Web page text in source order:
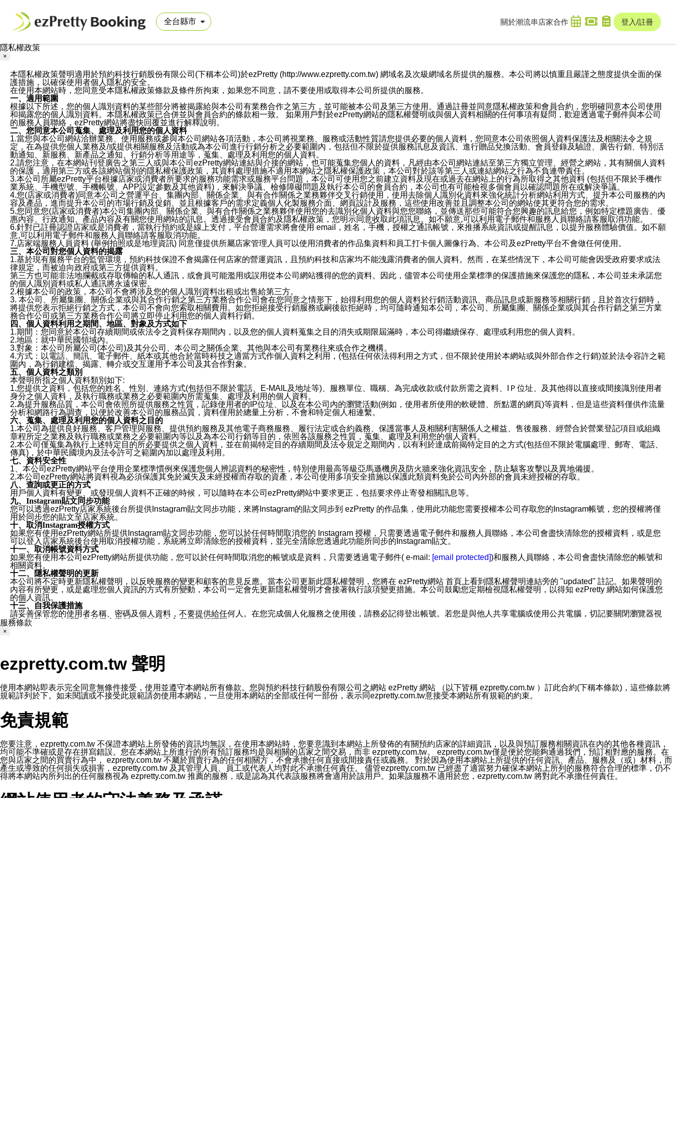
關於潮流串 店家合作 登入/註冊
隱私權政策
×
本隱私權政策聲明適用於預約科技行銷股份有限公司(下稱本公司)於ezPretty (http://www.ezpretty.com.tw) 網域名及次級網域名所提供的服務。本公司將以慎重且嚴謹之態度提供全面的保
護措施，以確保使用者個人隱私的安全。
在使用本網站時，您同意受本隱私權政策條款及條件所拘束，如果您不同意，請不要使用或取得本公司所提供的服務。
一、適用範圍
根據以下所述，您的個人識別資料的某些部分將被揭露給與本公司有業務合作之第三方，並可能被本公司及第三方使用。通過註冊並同意隱私權政策和會員合約，您明確同意本公司使用
和揭露您的個人識別資料。本隱私權政策已合併並與會員合約的條款相一致。 如果用戶對於ezPretty網站的隱私權聲明或與個人資料相關的任何事項有疑問，歡迎透過電子郵件與本公司
的服務人員聯絡，ezPretty網站將盡快回覆並進行解釋說明。
二、您同意本公司蒐集、處理及利用您的個人資料
1.當您與本公司網站洽辦業務、使用服務或參與本公司網站各項活動，本公司將視業務、服務或活動性質請您提供必要的個人資料，您同意本公司依照個人資料保護法及相關法令之規
定，在為提供您個人業務及/或提供相關服務及活動或為本公司進行行銷分析之必要範圍內，包括但不限於提供服務訊息及資訊、進行贈品兌換活動、會員登錄及驗證、廣告行銷、特別活
動通知、新服務、新產品之通知、行銷分析等用途等，蒐集、處理及利用您的個人資料。
2.請您注意，在本網站刊登廣告之第三人或與本公司ezPretty網站連結與介接的網站，也可能蒐集您個人的資料，凡經由本公司網站連結至第三方獨立管理、經營之網站，其有關個人資料
的保護，適用第三方或各該網站個別的隱私權保護政策，其資料處理措施不適用本網站之隱私權保護政策，本公司對於該等第三人或連結網站之行為不負連帶責任。
3.本公司所屬ezPretty平台根據店家或消費者所要求的服務功能需求或服務平台問題，本公司可使用您之前建立資料及現在或過去在網站上的行為所取得之其他資料 (包括但不限於手機作
業系統、手機型號、手機帳號、APP設定參數及其他資料)，來解決爭議、檢修障礙問題及執行本公司的會員合約，本公司也有可能檢視多個會員以確認問題所在或解決爭議。
4.您(店家或消費者)同意本公司之營運平台、集團內部、關係企業、與有合作關係之業務夥伴交叉行銷使用，使用去除個人識別化資料來強化統計分析網站利用方式、提升本公司服務的內
容及產品，進而提升本公司的市場行銷及促銷、並且根據客戶的需求定義個人化製服務介面、網頁設計及服務，這些使用改善並且調整本公司的網站使其更符合您的需求。
5.您同意您(店家或消費者)本公司集團內部、關係企業、與有合作關係之業務夥伴使用您的去識別化個人資料與您您聯絡，並傳送那些可能符合您興趣的訊息給您，例如特定標題廣告、優
惠內容、行政通知、產品內容及有關您使用網站的訊息。透過接受會員合約及隱私權政策，您明示同意收取此項訊息。如不願意,可以利用電子郵件和服務人員聯絡請客服取消功能。
6.針對已註冊認證店家或是消費者，當執行預約或是線上支付，平台營運需求將會使用 email，姓名，手機，授權之通訊帳號，來推播系統資訊或提醒訊息，以提升服務體驗價值。如不願
意,可以利用電子郵件和服務人員聯絡請客服取消功能。
7.店家端服務人員資料 (舉例拍照或是地理資訊) 同意僅提供所屬店家管理人員可以使用消費者的作品集資料和員工打卡個人圖像行為。本公司及ezPretty平台不會做任何使用。
三、本公司對您個人資料的揭露
1.基於現有服務平台的監管環境，預約科技保證不會揭露任何店家的營運資訊，且預約科技和店家均不能洩露消費者的個人資料。然而，在某些情況下，本公司可能會因受政府要求或法
律規定，而被迫向政府或第三方提供資料。
第三方也可能非法地攔截或存取傳輸的私人通訊，或會員可能濫用或誤用從本公司網站獲得的您的資料。因此，儘管本公司使用企業標準的保護措施來保護您的隱私，本公司並未承諾您
的個人識別資料或私人通訊將永遠保密。
2.根據本公司的政策，本公司不會將涉及您的個人識別資料出租或出售給第三方。
3. 本公司、所屬集團、關係企業或與其合作行銷之第三方業務合作公司會在您同意之情形下，始得利用您的個人資料於行銷活動資訊、商品訊息或新服務等相關行銷，且於首次行銷時，
將提供您表示拒絕行銷之方式，本公司不會向您索取相關費用。如您拒絕接受行銷服務或嗣後欲拒絕時，均可隨時通知本公司，本公司、所屬集團、關係企業或與其合作行銷之第三方業
務合作公司或第三方業務合作公司將立即停止利用您的個人資料行銷。
四、個人資料利用之期間、地區、對象及方式如下
1.期間：您同意於本公司存續期間或依法令之資料保存期間內，以及您的個人資料蒐集之目的消失或期限屆滿時，本公司得繼續保存、處理或利用您的個人資料。
2.地區：就中華民國領域內。
3.對象：本公司所屬公司(本公司)及其分公司、本公司之關係企業、其他與本公司有業務往來或合作之機構。
4.方式：以電話、簡訊、電子郵件、紙本或其他合於當時科技之適當方式作個人資料之利用，(包括任何依法得利用之方式，但不限於使用於本網站或與外部合作之行銷)並於法令容許之範
圍內，為行銷建檔、揭露、轉介或交互運用予本公司及其合作對象。
五、個人資料之類別
本聲明所指之個人資料類別如下:
1.您提供之資料，包括您的姓名、性別、連絡方式(包括但不限於電話、E-MAIL及地址等)、服務單位、職稱、為完成收款或付款所需之資料、IＰ位址、及其他得以直接或間接識別使用者
身分之個人資料，及執行職務或業務之必要範圍內所需蒐集、處理及利用的個人資料。
2.為提升服務品質，本公司會依照所提供服務之性質，記錄使用者的IP位址、以及在本公司內的瀏覽活動(例如，使用者所使用的軟硬體、所點選的網頁)等資料，但是這些資料僅供作流量
分析和網路行為調查，以便於改善本公司的服務品質，資料僅用於總量上分析，不會和特定個人相連繫。
六、蒐集、處理及利用您的個人資料之目的
1.本公司為提供良好服務、客戶管理與服務、提供預約服務及其他電子商務服務、履行法定或合約義務、保護當事人及相關利害關係人之權益、售後服務、經營合於營業登記項目或組織
章程所定之業務及執行職務或業務之必要範圍內等以及為本公司行銷等目的，依照各該服務之性質，蒐集、處理及利用您的個人資料。
2.本公司僅蒐集為執行上述特定目的所必要提供之個人資料，並在前揭特定目的存續期間及法令規定之期間內，以有利於達成前揭特定目的之方式(包括但不限於電腦處理、郵寄、電話、
傳真)，於中華民國境內及法令許可之範圍內加以處理及利用。
七、資料安全性
1、本公司ezPretty網站平台使用企業標準慣例來保護您個人辨認資料的秘密性，特別使用最高等級亞馬遜機房及防火牆來強化資訊安全，防止駭客攻擊以及異地備援。
2.本公司ezPretty網站將資料視為必須保護其免於滅失及未經授權而存取的資產，本公司使用多項安全措施以保護此類資料免於公司內外部的會員未經授權的存取。
八、查詢或更正的方式
用戶個人資料有變更、或發現個人資料不正確的時候，可以隨時在本公司ezPretty網站中要求更正，包括要求停止寄發相關訊息等。
九、Instagram貼文同步功能
您可以透過ezPretty店家系統後台所提供Instagram貼文同步功能，來將Instagram的貼文同步到 ezPretty 的作品集，使用此功能您需要授權本公司存取您的Instagram帳號，您的授權將僅
用於同步您的貼文至店家系統。
十、取消Instagram授權方式
如果您有使用ezPretty網站所提供Instagram貼文同步功能，您可以於任何時間取消您的 Instagram 授權，只需要透過電子郵件和服務人員聯絡，本公司會盡快清除您的授權資料，或是您
可以登入店家系統後台使用取消授權功能，系統將立即清除您的授權資料，並完全清除您透過此功能所同步的Instagram貼文。
十一、取消帳號資料方式
如果您有使用本公司ezPretty網站所提供功能，您可以於任何時間取消您的帳號或是資料，只需要透過電子郵件( e-mail: [email protected])和服務人員聯絡，本公司會盡快清除您的帳號和
相關資料。
十二、隱私權聲明的更新
本公司將不定時更新隱私權聲明，以反映服務的變更和顧客的意見反應。當本公司更新此隱私權聲明，您將在 ezPretty網站 首頁上看到隱私權聲明連結旁的 "updated" 註記。如果聲明的
內容有所變更，或是處理您個人資訊的方式有所變動，本公司一定會先更新隱私權聲明才會接著執行該項變更措施。本公司鼓勵您定期檢視隱私權聲明，以得知 ezPretty 網站如何保護您
的個人資訊。
十三、自我保護措施
請妥善保管您的使用者名稱、密碼及個人資料，不要提供給任何人。在您完成個人化服務之使用後，請務必記得登出帳號。若您是與他人共享電腦或使用公共電腦，切記要關閉瀏覽器視
窗，以防止他人讀取您的個人資料、信件或進入所機關管理區。
本公司/本服務將以通知型訊息傳送重要訊息給您。即使未加入本公司/本服務好友，您仍可接收到通知型訊息。
本公司/本服務傳送之通知型訊息以對您有效且重要的訊息為限，以廣告或其他目的的訊息皆不會被傳送。滿足以下三個條件者，將可收到通知型訊息。
2.該 LINE 帳號已在 LINE APP 設定中，同意接收通知型訊息。
3.LINE 帳號未封鎖傳送訊息之 LINE 官方帳號。
欲變更通知型訊息的設定，操作如下：
1.點選「主頁」＞「設定」
2.點選「隱私設定」
3.點選「提供使用資料」
5.開關「接收LINE通知型訊息」
❗️關閉「接收通知型訊息」後，將不會接收到來自任何企業官方帳號或認證官方帳號的通知型訊息。
服務條款
×
ezpretty.com.tw 聲明
使用本網站即表示完全同意無條件接受，使用並遵守本網站所有條款。您與預約科技行銷股份有限公司之網站 ezPretty 網站 （以下皆稱 ezpretty.com.tw ）訂此合約(下稱本條款)，這些條款將
規範詳列於下。如未閱讀或不接受此規範請勿使用本網站，一旦使用本網站的全部或任何一部份，表示同ezpretty.com.tw意接受本網站所有規範的約束。
免責規範
您要注意，ezpretty.com.tw 不保證本網站上所發佈的資訊均無誤，在使用本網站時，您要意識到本網站上所發佈的有關預約店家的詳細資訊，以及與預訂服務相關資訊在內的其他各種資訊，
均可能不準確或是存在拼寫錯誤。您在本網站上所進行的所有預訂服務均是與相關的店家之間交易，而非 ezpretty.com.tw。 ezpretty.com.tw僅是便於您能夠通過我們，預訂相對應的服務。在
您與店家之間的買賣行為中， ezpretty.com.tw 不屬於買賣行為的任何相關方，不會承擔任何直接或間接責任或義務。 對於因為使用本網站上所提供的任何資訊、產品、服務及（或）材料，而
產生或導致的任何損失或損害，ezpretty.com.tw 及其管理人員、員工或代表人均對此不承擔任何責任。 儘管ezpretty.com.tw 已經盡了適當努力確保本網站上所列的服務符合合理的標準，仍不
得將本網站內所列出的任何服務視為 ezpretty.com.tw 推薦的服務，或是認為其代表該服務將會適用於該用戶。如果該服務不適用於您，ezpretty.com.tw 將對此不承擔任何責任。
網站使用者的守法義務及承諾